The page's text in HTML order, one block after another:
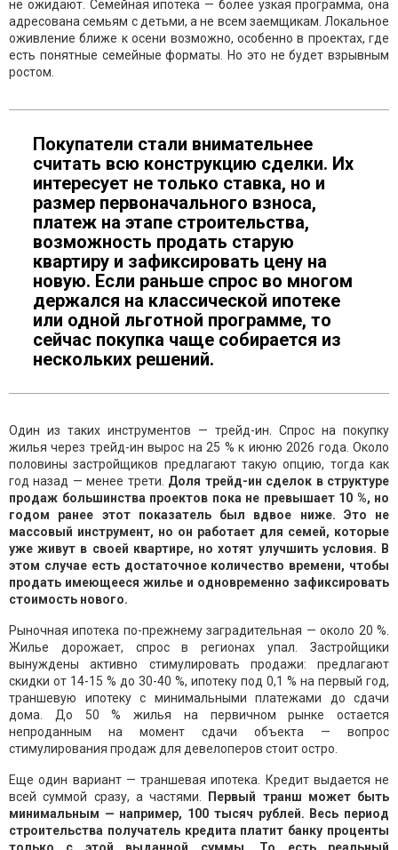
не ожидают. Семейная ипотека — более узкая программа, она
адресована семьям с детьми, а не всем заемщикам. Локальное
оживление ближе к осени возможно, особенно в проектах, где
есть понятные семейные форматы. Но это не будет взрывным
ростом.
Покупатели стали внимательнее
считать всю конструкцию сделки. Их
интересует не только ставка, но и
размер первоначального взноса,
платеж на этапе строительства,
возможность продать старую
квартиру и зафиксировать цену на
новую. Если раньше спрос во многом
держался на классической ипотеке
или одной льготной программе, то
сейчас покупка чаще собирается из
нескольких решений.
Один из таких инструментов — трейд-ин. Спрос на покупку
жилья через трейд-ин вырос на 25 % к июню 2026 года. Около
половины застройщиков предлагают такую опцию, тогда как
год назад — менее трети. Доля трейд-ин сделок в структуре
продаж большинства проектов пока не превышает 10 %, но
годом ранее этот показатель был вдвое ниже. Это не
массовый инструмент, но он работает для семей, которые
уже живут в своей квартире, но хотят улучшить условия. В
этом случае есть достаточное количество времени, чтобы
продать имеющееся жилье и одновременно зафиксировать
стоимость нового.
Рыночная ипотека по-прежнему заградительная — около 20 %.
Жилье дорожает, спрос в регионах упал. Застройщики
вынуждены активно стимулировать продажи: предлагают
скидки от 14-15 % до 30-40 %, ипотеку под 0,1 % на первый год,
траншевую ипотеку с минимальными платежами до сдачи
дома. До 50 % жилья на первичном рынке остается
непроданным на момент сдачи объекта — вопрос
стимулирования продаж для девелоперов стоит остро.
Еще один вариант — траншевая ипотека. Кредит выдается не
всей суммой сразу, а частями.
Первый транш может быть
минимальным — например, 100 тысяч рублей. Весь период
строительства получатель кредита платит банку проценты